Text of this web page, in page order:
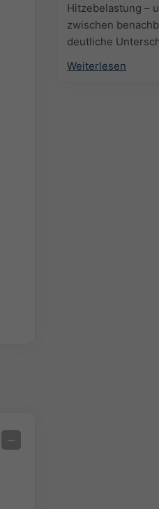
Hitzebelastung –
zwischen
deutliche
Weiterlesen
−